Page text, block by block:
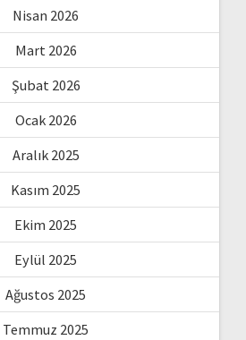
Nisan 2026
Mart 2026
Şubat 2026
Ocak 2026
Aralık 2025
Kasım 2025
Ekim 2025
Eylül 2025
Ağustos 2025
Temmuz 2025